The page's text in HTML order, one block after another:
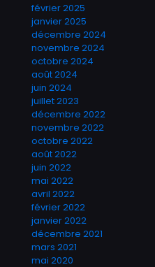
février 2025
janvier 2025
décembre 2024
novembre 2024
octobre 2024
août 2024
juin 2024
juillet 2023
décembre 2022
novembre 2022
octobre 2022
août 2022
juin 2022
mai 2022
avril 2022
février 2022
janvier 2022
décembre 2021
mars 2021
mai 2020